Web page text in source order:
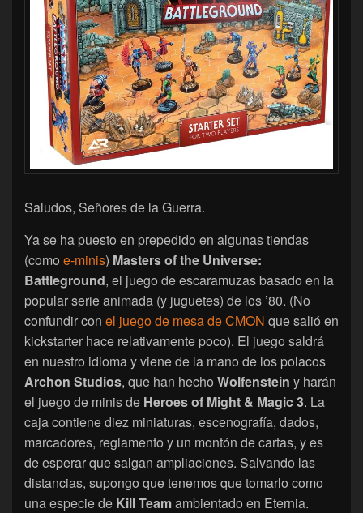
Saludos, Señores de la Guerra.
Ya se ha puesto en prepedido en algunas tiendas
(como e-minis) Masters of the Universe:
Battleground, el juego de escaramuzas basado en la
popular serie animada (y juguetes) de los ’80. (No
confundir con el juego de mesa de CMON que salió en
kickstarter hace relativamente poco). El juego saldrá
en nuestro idioma y viene de la mano de los polacos
Archon Studios, que han hecho Wolfenstein y harán
el juego de minis de Heroes of Might & Magic 3. La
caja contiene diez miniaturas, escenografía, dados,
marcadores, reglamento y un montón de cartas, y es
de esperar que salgan ampliaciones. Salvando las
distancias, supongo que tenemos que tomarlo como
una especie de Kill Teamambientado en Eternia.